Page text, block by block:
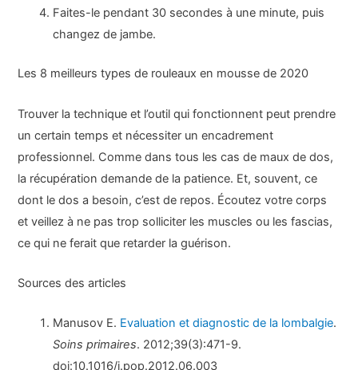
Faites-le pendant 30 secondes à une minute, puis
changez de jambe.
Les 8 meilleurs types de rouleaux en mousse de 2020
Trouver la technique et l’outil qui fonctionnent peut prendre
un certain temps et nécessiter un encadrement
professionnel. Comme dans tous les cas de maux de dos,
la récupération demande de la patience. Et, souvent, ce
dont le dos a besoin, c’est de repos. Écoutez votre corps
et veillez à ne pas trop solliciter les muscles ou les fascias,
ce qui ne ferait que retarder la guérison.
Sources des articles
Manusov E. Evaluation et diagnostic de la lombalgie.
Soins primaires. 2012;39(3):471-9.
doi:10.1016/j.pop.2012.06.003